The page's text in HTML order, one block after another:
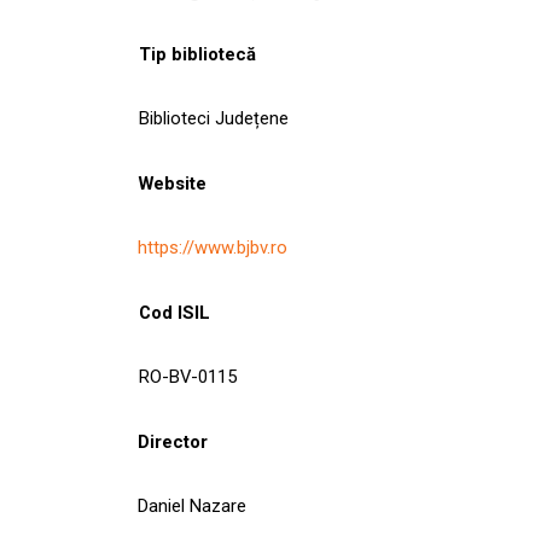
SPAȚII
Tip bibliotecă
Biblioteci Județene
Website
https://www.bjbv.ro
Cod ISIL
RO-BV-0115
Director
Daniel Nazare